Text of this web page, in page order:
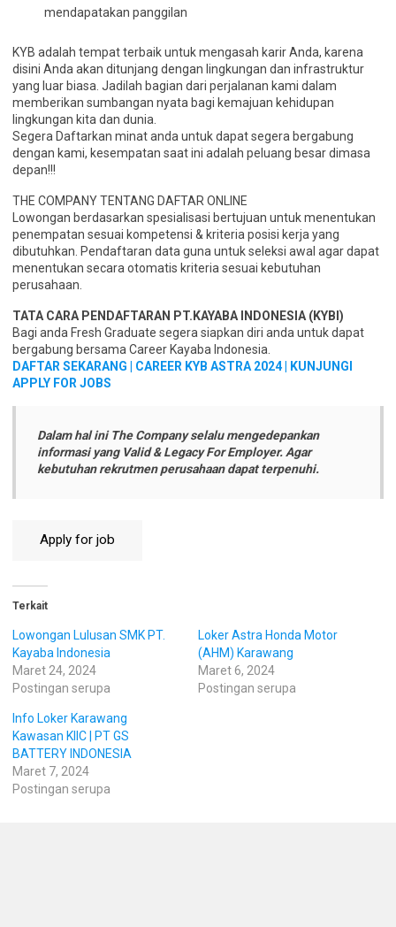
mendapatakan panggilan
KYB adalah tempat terbaik untuk mengasah karir Anda, karena
disini Anda akan ditunjang dengan lingkungan dan infrastruktur
yang luar biasa. Jadilah bagian dari perjalanan kami dalam
memberikan sumbangan nyata bagi kemajuan kehidupan
lingkungan kita dan dunia.
Segera Daftarkan minat anda untuk dapat segera bergabung
dengan kami, kesempatan saat ini adalah peluang besar dimasa
depan!!!
THE COMPANY TENTANG DAFTAR ONLINE
Lowongan berdasarkan spesialisasi bertujuan untuk menentukan
penempatan sesuai kompetensi & kriteria posisi kerja yang
dibutuhkan. Pendaftaran data guna untuk seleksi awal agar dapat
menentukan secara otomatis kriteria sesuai kebutuhan
perusahaan.
TATA CARA PENDAFTARAN PT.KAYABA INDONESIA (KYBI)
Bagi anda Fresh Graduate segera siapkan diri anda untuk dapat
bergabung bersama Career Kayaba Indonesia.
DAFTAR SEKARANG | CAREER KYB ASTRA 2024 |
KUNJUNGI
APPLY FOR JOBS
Dalam hal ini The Company selalu mengedepankan
informasi yang Valid & Legacy For Employer. Agar
kebutuhan rekrutmen perusahaan dapat terpenuhi.
Terkait
Lowongan Lulusan SMK PT.
Kayaba Indonesia
Maret 24, 2024
Postingan serupa
Loker Astra Honda Motor
(AHM) Karawang
Maret 6, 2024
Postingan serupa
Info Loker Karawang
Kawasan KIIC | PT GS
BATTERY INDONESIA
Maret 7, 2024
Postingan serupa